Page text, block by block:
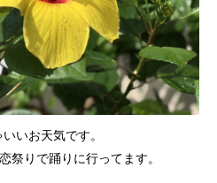
いお天気です。
祭りで踊りに行ってます。